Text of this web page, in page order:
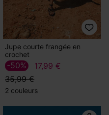
Jupe courte frangée en
crochet
17,99 €
35,99 €
-50%
2 couleurs